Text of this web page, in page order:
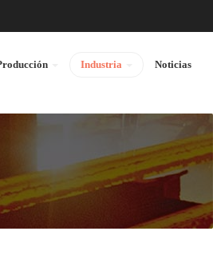
Industria Noticias